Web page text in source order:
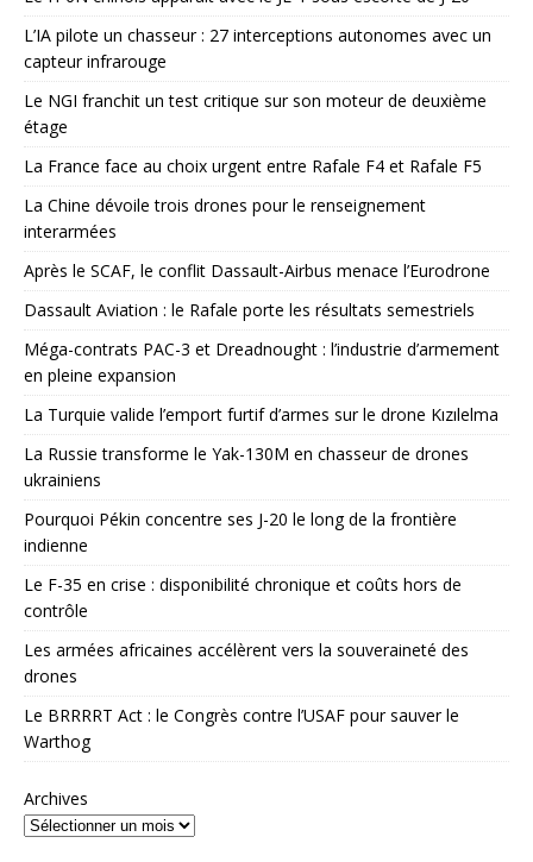
L’IA pilote un chasseur : 27 interceptions autonomes avec un
capteur infrarouge
Le NGI franchit un test critique sur son moteur de deuxième
étage
La France face au choix urgent entre Rafale F4 et Rafale F5
La Chine dévoile trois drones pour le renseignement
interarmées
Après le SCAF, le conflit Dassault-Airbus menace l’Eurodrone
Dassault Aviation : le Rafale porte les résultats semestriels
Méga-contrats PAC-3 et Dreadnought : l’industrie d’armement
en pleine expansion
La Turquie valide l’emport furtif d’armes sur le drone Kızılelma
La Russie transforme le Yak-130M en chasseur de drones
ukrainiens
Pourquoi Pékin concentre ses J-20 le long de la frontière
indienne
Le F-35 en crise : disponibilité chronique et coûts hors de
contrôle
Les armées africaines accélèrent vers la souveraineté des
drones
Le BRRRRT Act : le Congrès contre l’USAF pour sauver le
Warthog
Archives